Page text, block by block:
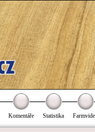
Komentáře Statistika